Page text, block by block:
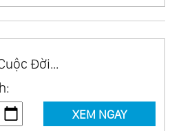
Đời...
XEM NGAY